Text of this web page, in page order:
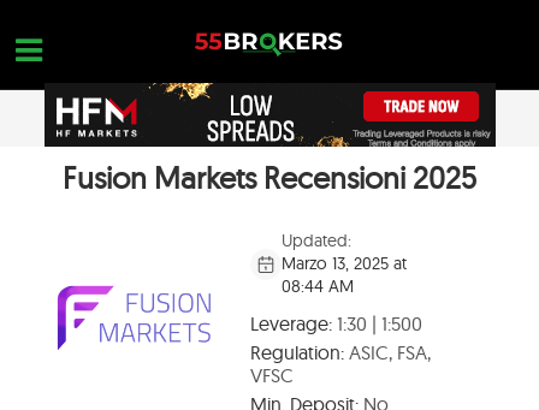
content
PAGINA INIZIALE
FORMAZIONE FOREX
OPEN A FREE ACCOUNT
Fusion Markets Recensioni 2025
Updated:
Marzo 13, 2025 at
08:44 AM
Leverage:1:30 | 1:500
Regulation:ASIC, FSA,
VFSC
Min. Deposit:No